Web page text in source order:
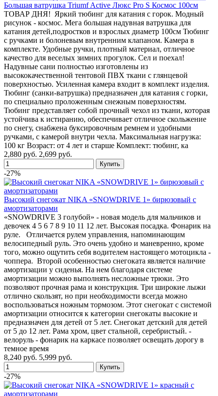
Большая ватрушка Triumf Active Люкс Pro S Космос 100см
ТОВАР ДНЯ! Яркий тюбинг для катания с горок. Модный
рисунок - космос. Мега большая надувная ватрушка для
катания детей,подростков и взрослых диаметр 100см Тюбинг
с ручками и болоневым внутренним клапаном. Камера в
комплекте. Удобные ручки, плотный материал, отличное
качество для веселых зимних прогулок. Сел и поехал!
Надувные сани полностью изготовлены из
высококачественной тентовой ПВХ ткани с глянцевой
поверхностью. Усиленная камера входит в комплект изделия.
Тюбинг (санки-ватрушка) предназначен для катания с горки,
по специально проложенным снежным поверхностям.
Тюбинг представляет собой прочный чехол из ткани, которая
устойчива к истиранию, обеспечивает отличное скольжение
по снегу, снабжена буксировочным ремнем и удобными
ручками, с камерой внутри чехла. Максимальная нагрузка:
100 кг Возраст: от 4 лет и старше Комплект: тюбинг, ка
2,880 руб. 2,699 руб.
-27%
Высокий снегокат NIKA «SNOWDRIVE 1» бирюзовый с
амортизаторами
«SNOWDRIVE 3 голубой» - новая модель для мальчиков и
девочек 4 5 6 7 8 9 10 11 12 лет. Высокая посадка. Фонарик на
руле. Отличается рулем управления, напоминающим
велосипедный руль. Это очень удобно и маневренно, кроме
того, можно ощутить себя водителем настоящего мотоцикла -
чоппера. Второй особенностью снегоката является наличие
амортизации у сиденья. На нем благодаря системе
амортизации можно выполнять несложные трюки. Это
позволяют прочная рама и конструкция. Три широкие лыжи
отлично скользят, но при необходимости всегда можно
воспользоваться ножным тормозом. Этот снегокат с системой
амортизации относится к категории снегокаты высокие и
предназначен для детей от 5 лет. Снегокат детский для детей
от 5 до 12 лет. Рама хром, цвет стальной, серебристый. -
велоруль - фонарик на каркасе позволяет освещать дорогу в
темное время
8,240 руб. 5,999 руб.
-27%